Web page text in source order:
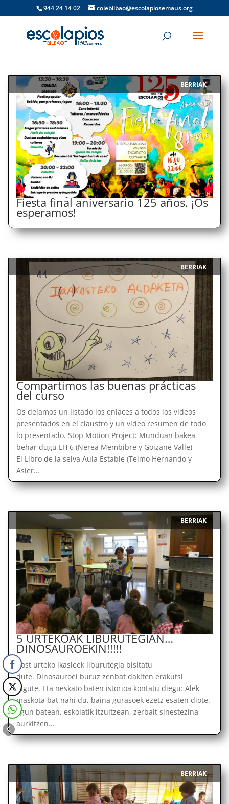
944 24 14 02 colebilbao@escolapiosemaus.org
Fiesta final aniversario 125 años. ¡Os
esperamos!
| BERRIAK
Compartimos las buenas prácticas
del curso
| BERRIAK
Os dejamos un listado los enlaces a todos los vídeos
presentados en el claustro y un vídeo resumen de todo
lo presentado. Stop Motion Project: Munduan bakea
behar dugu LH 6 (Nerea Membibre y Goizane Valle)
El Libro de la selva Aula Estable (Telmo Hernando y
Asier...
5 URTEKOAK LIBURUTEGIAN…
DINOSAUROEKIN!!!!!
BERRIAK
Bost urteko ikasleek liburutegia bisitatu
dute. Dinosauroei buruz zenbat dakiten erakutsi
digute. Eta neskato baten istorioa kontatu diegu: Alek
maskota bat nahi du, baina gurasoek ezetz esaten diote.
Egun batean, eskolatik itzultzean, zerbait sinestezina
aurkitzen...
| BERRIAK